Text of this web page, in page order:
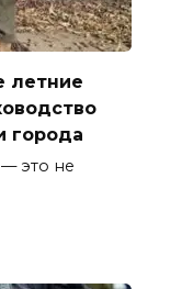
летние
города
это не